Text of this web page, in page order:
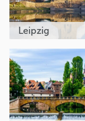
Leipzig